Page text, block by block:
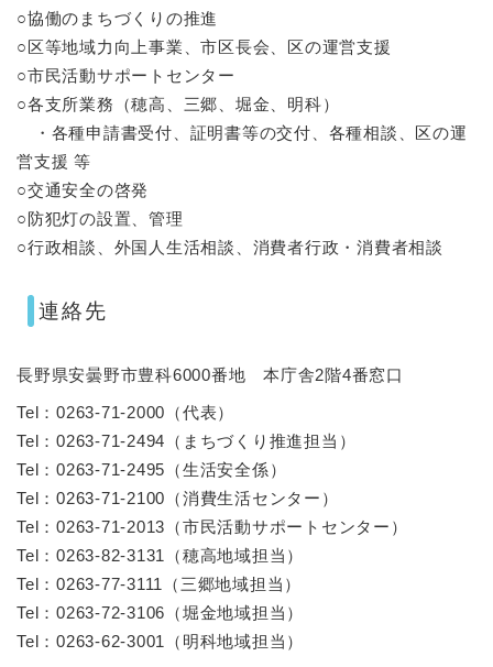
○協働のまちづくりの推進
○区等地域力向上事業、市区長会、区の運営支援
○市民活動サポートセンター
○各支所業務（穂高、三郷、堀金、明科）
・各種申請書受付、証明書等の交付、各種相談、区の運
営支援 等
○交通安全の啓発
○防犯灯の設置、管理
○行政相談、外国人生活相談、消費者行政・消費者相談
連絡先
長野県安曇野市豊科6000番地 本庁舎2階4番窓口
Tel：0263-71-2000 （代表）
Tel：0263-71-2494 （ まちづくり推進担当 ）
Tel：0263-71-2495 （生活安全係）
Tel：0263-71-2100 （消費生活センター ）
Tel：0263-71-2013 （市民活動サポートセンター ）
Tel：0263-82-3131
（穂高地域担当 ）
Tel：0263-77-3111
（ 三郷地域担当 ）
Tel：0263-72-3106 （堀金地域担当 ）
Tel：0263-62-3001
（ 明科地域担当 ）